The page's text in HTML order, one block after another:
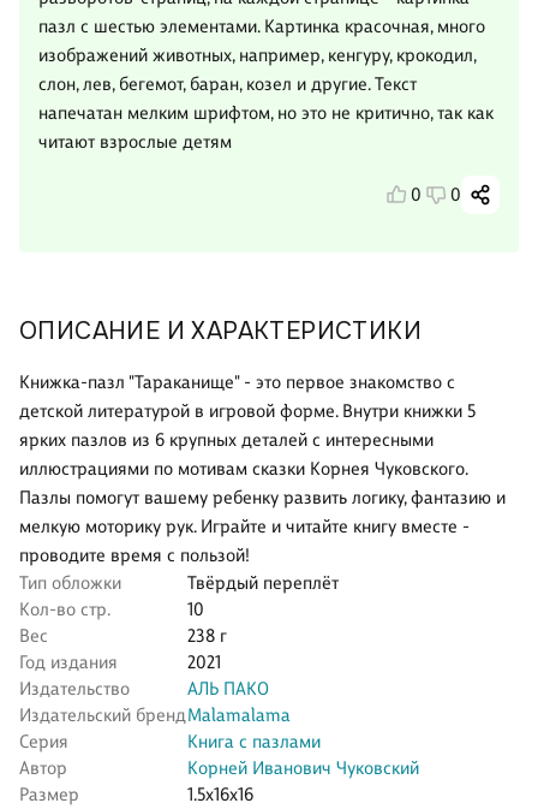
ОПИСАНИЕ И ХАРАКТЕРИСТИКИ
Книжка-пазл "Тараканище" - это первое знакомство с
детской литературой в игровой форме. Внутри книжки 5
ярких пазлов из 6 крупных деталей с интересными
иллюстрациями по мотивам сказки Корнея Чуковского.
Пазлы помогут вашему ребенку развить логику, фантазию и
мелкую моторику рук. Играйте и читайте книгу вместе -
проводите время с пользой!
Тип обложки
Твёрдый переплёт
Кол-во стр.
10
Вес
238 г
Год издания
2021
Издательство
АЛЬ ПАКО
Издательский брендMalamalama
Серия
Книга с пазлами
Автор
Корней Иванович Чуковский
Размер
1.5x16x16
пазл с шестью элементами. Картинка красочная, много
изображений животных, например, кенгуру, крокодил,
слон, лев, бегемот, баран, козел и другие. Текст
напечатан мелким шрифтом, но это не критично, так как
читают взрослые детям
0 0